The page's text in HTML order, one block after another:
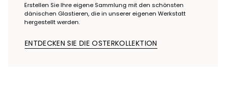
Erstellen Sie Ihre eigene Sammlung mit den schönsten
dänischen Glastieren, die in unserer eigenen Werkstatt
hergestellt werden.
ENTDECKEN SIE DIE OSTERKOLLEKTION